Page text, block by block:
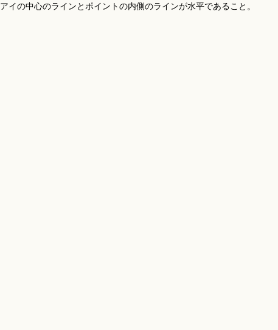
アイの中心のラインとポイントの内側のラインが水平であること。